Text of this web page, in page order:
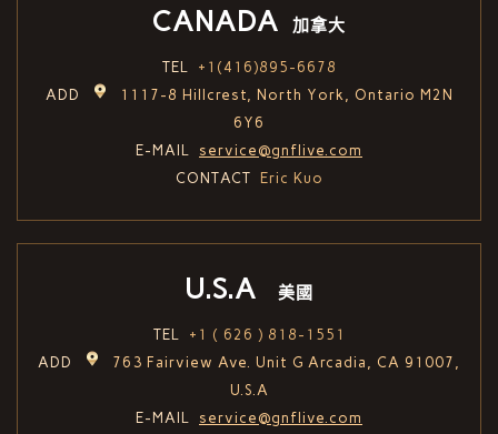
CANADA 加拿大
TEL
+1(416)895-6678
ADD
1117-8 Hillcrest, North York, Ontario M2N
6Y6
E-MAIL
service@gnflive.com
CONTACT
Eric Kuo
U.S.A 美國
TEL
+1 ( 626 ) 818-1551
ADD
763 Fairview Ave. Unit G Arcadia, CA 91007,
U.S.A
E-MAIL
service@gnflive.com